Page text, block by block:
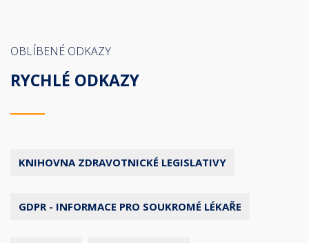
OBLÍBENÉ ODKAZY
RYCHLÉ ODKAZY
KNIHOVNA ZDRAVOTNICKÉ LEGISLATIVY
GDPR - INFORMACE PRO SOUKROMÉ LÉKAŘE